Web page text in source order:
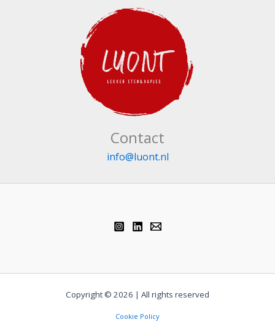
Contact
info@luont.nl
Copyright © 2026 | All rights reserved
Cookie Policy